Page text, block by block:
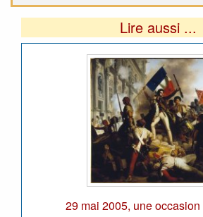
Lire aussi ...
29 mai 2005, une